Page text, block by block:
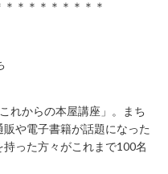
＊＊＊＊＊＊＊＊
れからの本屋講座」。まち
や電子書籍が話題になった
った方々がこれまで100名